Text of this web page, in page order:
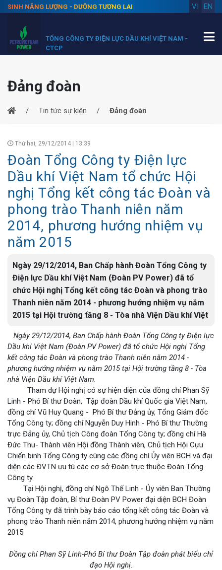
SINH NĂNG LƯỢNG - DƯỠNG TƯƠNG LAI EN
VI
TỔNG CÔNG TY ĐIỆN LỰC DẦU KHÍ VIỆT NAM -
CTCP
Đảng đoàn
Tin tức sự kiện Đảng đoàn
Thứ hai, 29/12/2014 | 13:39
Đoàn Tổng Công ty Điện lực
Dầu khí Việt Nam tổ chức Hội
nghị Tổng kết công tác Đoàn và
phong trào Thanh niên năm
2014, phương hướng nhiệm vụ
năm 2015
Ngày 29/12/2014, Ban Chấp hành Đoàn Tổng Công ty
Điện lực Dầu khí Việt Nam (Đoàn PV Power) đã tổ
chức Hội nghị Tổng kết công tác Đoàn và phong trào
Thanh niên năm 2014 - phương hướng nhiệm vụ năm
2015 tại Hội trường tầng 8 - Tòa nhà Viện Dầu khí Việt
Ngày 29/12/2014, Ban Chấp hành Đoàn Tổng Công ty Điện lực
Dầu khí Việt Nam (Đoàn PV Power) đã tổ chức Hội nghị Tổng
kết công tác Đoàn và phong trào Thanh niên năm 2014 -
phương hướng nhiệm vụ năm 2015 tại Hội trường tầng 8 - Tòa
nhà Viện Dầu khí Việt Nam.
Tham dự Hội nghị có sự hiện diện của đồng chí Phan Sỹ
Linh - Phó Bí thư Đoàn, Tập đoàn Dầu khí Quốc gia Việt Nam,
đồng chí Vũ Huy Quang - Phó Bí thư Đảng ủy, Tổng Giám đốc
Tổng Công ty; đồng chí Nguyễn Duy Hinh - Phó Bí thư Thường
trực Đảng ủy, Chủ tịch Công đoàn Tổng Công ty; đồng chí Hà
Đức Thu- Thành viên Hội đồng Thành viên, Chủ tịch Hội Cựu
Chiến binh Tổng Công ty cùng các đồng chí Ủy viên BCH và đại
diện các ĐVTN ưu tú các cơ sở Đoàn trực thuộc Đoàn Tổng
Công ty.
Tại Hội nghị, đồng chí Ngô Thế Linh - Ủy viên Ban Thường
vụ Đoàn Tập đoàn, Bí thư Đoàn PV Power đại diện BCH Đoàn
Tổng Công ty đã trình bày báo cáo tổng kết công tác Đoàn và
phong trào Thanh niên năm 2014, phương hướng nhiệm vụ năm
2015
Đồng chí Phan Sỹ Linh-Phó Bí thư Đoàn Tập đoàn phát biểu chỉ
đạo Hội nghị.